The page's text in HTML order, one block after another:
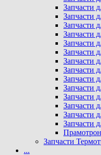
Запчасти
Запчасти
Запчасти
Запчасти
Запчасти
Запчасти
Запчасти
Запчасти
Запчасти
Запчасти
Запчасти
Запчасти
Запчасти
Запчасти
Запчасти
...